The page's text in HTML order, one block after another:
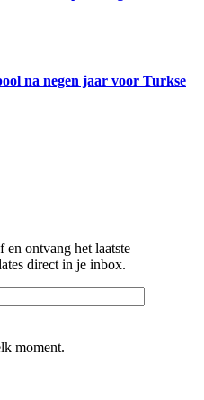
na negen jaar voor Turkse
ontvang het laatste
direct in je inbox.
moment.